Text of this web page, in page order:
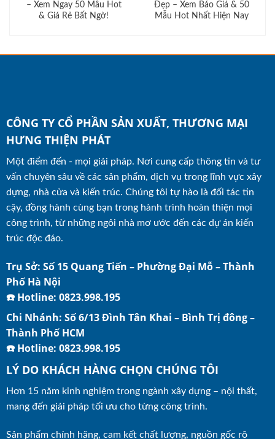
– Xem Ngay 50 Mẫu Hot
& Giá Rẻ Bất Ngờ!
Đẹp – Xem Báo Giá & 50
Mẫu Hot Nhất Hiện Nay
CÔNG TY CỔ PHẦN SẢN XUẤT, THƯƠNG MẠI
HƯNG THIỆN PHÁT
Một điểm đến - mọi giải pháp. Nơi cung cấp thông tin và tư
vấn chuyên sâu về các sản phẩm, dịch vụ trong lĩnh vực xây
dựng, nhà cửa và kiến trúc. Chúng tôi tự hào là đối tác tin
cậy, đồng hành cùng bạn trong hành trình hoàn thiện mọi
công trình, từ những ngôi nhà mơ ước đến các dự án kiến
trúc độc đáo.
Trụ Sở: Số 15 Quang Tiến – Phường Đại Mỗ – Thành
Phố Hà Nội
☎️ Hotline: 0823.998.195
Chi Nhánh: Số 6/13 Đình Tân Khai – Bình Trị đông –
Thành Phố HCM
☎️ Hotline: 0823.998.195
LÝ DO KHÁCH HÀNG CHỌN CHÚNG TÔI
Hơn 15 năm kinh nghiệm trong ngành xây dựng – nội thất,
mang đến giải pháp tối ưu cho từng công trình.
Sản phẩm chính hãng, cam kết chất lượng, nguồn gốc rõ